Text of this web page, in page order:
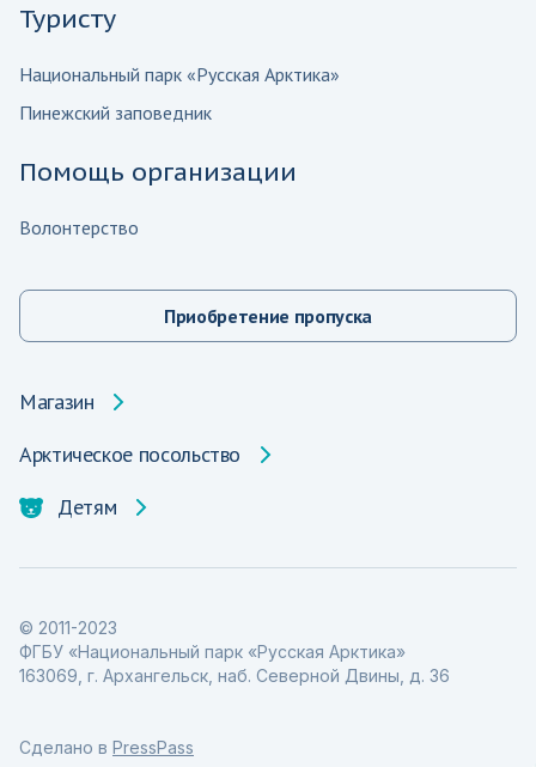
Туристу
Национальный парк «Русская Арктика»
Пинежский заповедник
Помощь организации
Волонтерство
Приобретение пропуска
Магазин
Арктическое посольство
Детям
© 2011-2023
ФГБУ «Национальный парк «Русская Арктика»
163069, г. Архангельск, наб. Северной Двины, д. 36
Сделано в PressPass